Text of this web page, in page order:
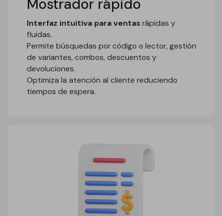
Mostrador rápido
Interfaz intuitiva para ventasrápidas y
fluidas.
Permite búsquedas por código o lector, gestión
de variantes, combos, descuentos y
devoluciones.
Optimiza la atención al cliente reduciendo
tiempos de espera.